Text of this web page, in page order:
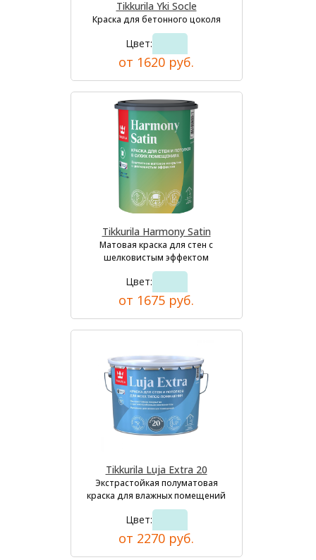
Tikkurila Yki Socle
Краска для бетонного цоколя
Цвет:
от 1620 руб.
Tikkurila Harmony Satin
Матовая краска для стен с
шелковистым эффектом
Цвет:
от 1675 руб.
Tikkurila Luja Extra 20
Экстрастойкая полуматовая
краска для влажных помещений
Цвет:
от 2270 руб.